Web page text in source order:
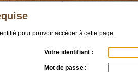
pour pouvoir accéder à cette page.
Votre identifiant :
Mot de passe :